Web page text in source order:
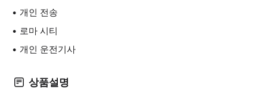
개인 전송
로마 시티
개인 운전기사
상품설명